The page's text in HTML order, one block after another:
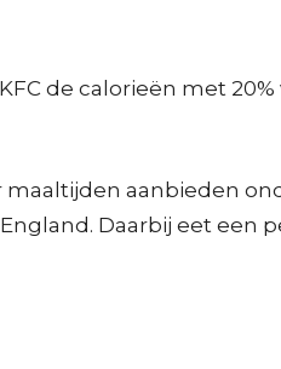
de calorieën met
aanbieden
Daarbij eet een